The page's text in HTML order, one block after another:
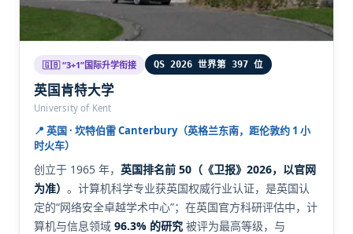
🇬🇧 “3+1”国际升学衔接 QS 2026 世界第 397 位
英国肯特大学
University of Kent
📍 英国 · 坎特伯雷 Canterbury（英格兰东南，距伦敦约 1 小
时火车）
创立于 1965 年， 英国排名前 50（《卫报》2026，以官网
为准） 。计算机科学专业获英国权威行业认证，是英国认
定的“网络安全卓越学术中心”；在英国官方科研评估中，计
算机与信息领域 96.3% 的研究 被评为最高等级，与